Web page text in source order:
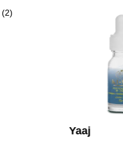
(2)
Yaaj